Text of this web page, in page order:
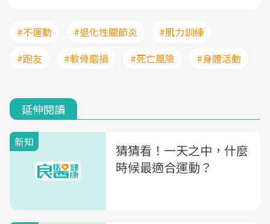
#不運動 #退化性關節炎
#肌力訓練
#跑友
#軟骨磨損 #死亡風險 #身體活動
延伸閱讀
新知
猜猜看！一天之中，什麼
時候最適合運動？